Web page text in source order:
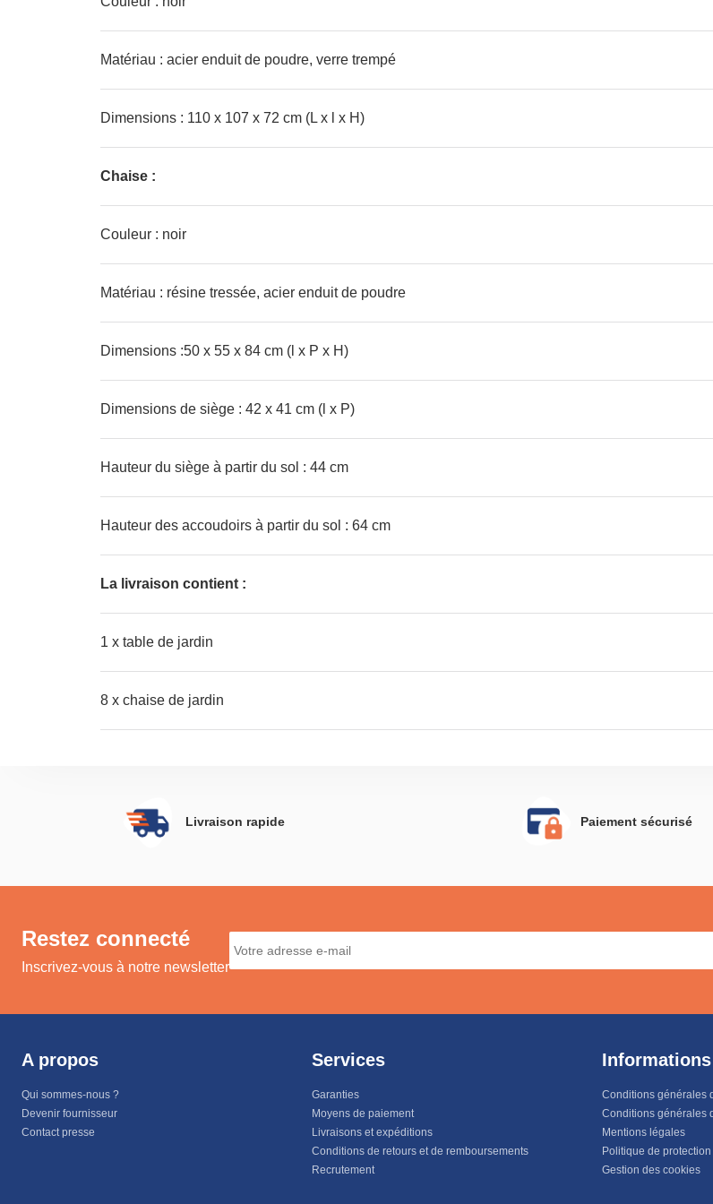
Matériau : acier enduit de poudre, verre trempé
Dimensions : 110 x 107 x 72 cm (L x l x H)
Chaise :
Couleur : noir
Matériau : résine tressée, acier enduit de poudre
Dimensions :50 x 55 x 84 cm (l x P x H)
Dimensions de siège : 42 x 41 cm (l x P)
Hauteur du siège à partir du sol : 44 cm
Hauteur des accoudoirs à partir du sol : 64 cm
La livraison contient :
1 x table de jardin
8 x chaise de jardin
Livraison rapide Paiement sécurisé
Restez connecté
Inscrivez-vous à notre newsletter
A propos
Qui sommes-nous ?
Devenir fournisseur
Contact presse
Services
Garanties
Moyens de paiement
Livraisons et expéditions
Conditions de retours et de remboursements
Recrutement
Conditions générales
Conditions générales
Mentions légales
Politique de
Gestion des cookies